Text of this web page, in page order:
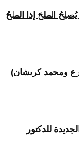
الملحَ إذا الملحُ
ومحمد كريشان)
للدكتور